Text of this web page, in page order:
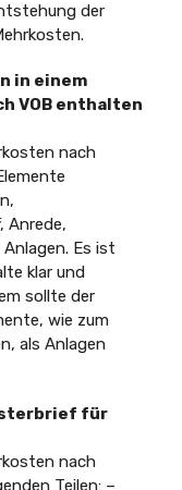
der
in einem
VOB enthalten
nach
Anrede,
Es ist
klar und
sollte der
wie zum
als Anlagen
für
nach
Teilen: –